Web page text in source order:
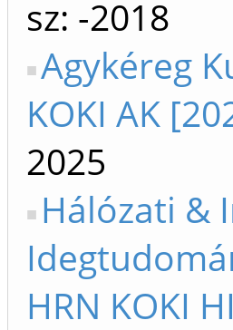
sz: -2018
Agykéreg
KOKI AK
2025
Hálózati &
HRN KOKI